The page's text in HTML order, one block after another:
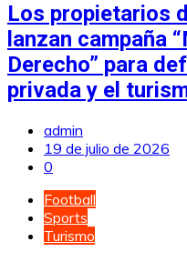
Los propietarios
lanzan campaña
Derecho” para
privada y el
admin
19 de julio de 2026
0
Football
Sports
Turismo